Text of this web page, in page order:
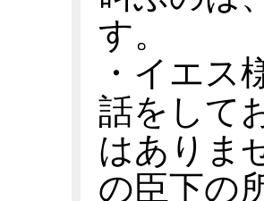
す。
・イエス
話をして
はありま
の臣下の